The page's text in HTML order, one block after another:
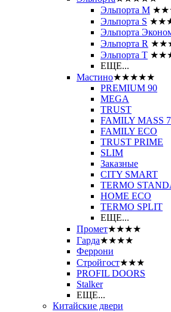
Эльпорта M
Эльпорта S
Эльпорта
Эльпорта R
Эльпорта Т
ЕЩЕ...
Мастино★★★★★
PREMIUM 90
MEGA
TRUST
FAMILY MASS
FAMILY ECO
TRUST PRIME
SLIM
Заказные
CITY SMART
TERMO
HOME ECO
ТЕRМО SPLIT
ЕЩЕ...
Промет★★★★
Гарда★★★★
Феррони
Стройгост★★★
PROFIL DOORS
Stalker
ЕЩЕ...
Китайские двери